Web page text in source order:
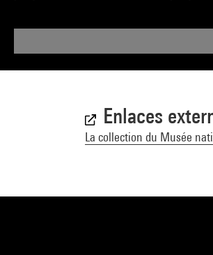
Enlaces
La collection du Musée